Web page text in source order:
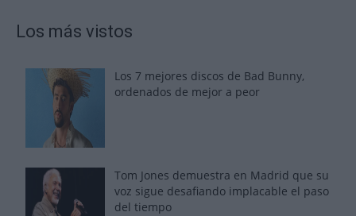
Los más vistos
Los 7 mejores discos de Bad Bunny,
ordenados de mejor a peor
Tom Jones demuestra en Madrid que su
voz sigue desafiando implacable el paso
del tiempo